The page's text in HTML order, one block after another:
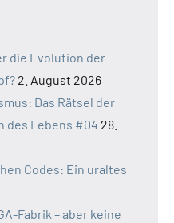
die Evolution der
2. August 2026
Das Rätsel der
des Lebens #04 28.
Codes: Ein uraltes
Fabrik – aber keine